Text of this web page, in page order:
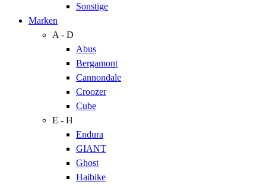
Sonstige
Marken
A - D
Abus
Bergamont
Cannondale
Croozer
Cube
E - H
Endura
GIANT
Ghost
Haibike